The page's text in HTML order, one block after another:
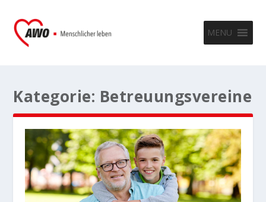
MENU
Kategorie: Betreuungsvereine